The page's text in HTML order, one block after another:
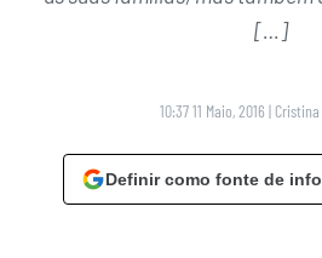
[…]
10:37 11 Maio, 2016 |
Definir como fonte de